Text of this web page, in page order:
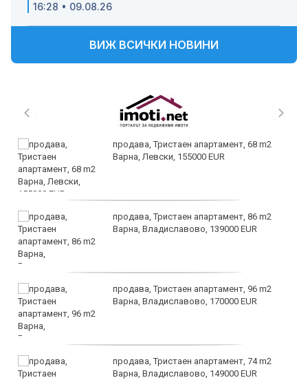
16:28 • 09.08.26
ВИЖ ВСИЧКИ НОВИНИ
продава, Тристаен апартамент, 68 m2
Варна, Левски, 155000 EUR
продава, Тристаен апартамент, 86 m2
Варна, Владиславово, 139000 EUR
продава, Тристаен апартамент, 96 m2
Варна, Владиславово, 170000 EUR
продава, Тристаен апартамент, 74 m2
Варна, Владиславово, 149000 EUR